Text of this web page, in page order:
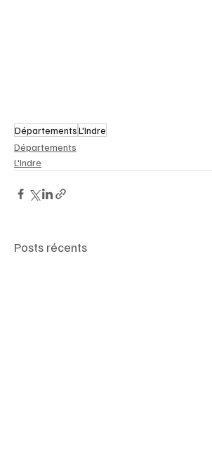
DépartementsL'Indre
Départements
L'Indre
Posts récents